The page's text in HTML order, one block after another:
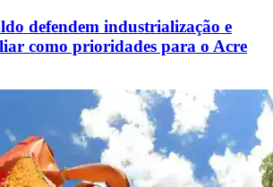
defendem industrialização e
como prioridades para o Acre